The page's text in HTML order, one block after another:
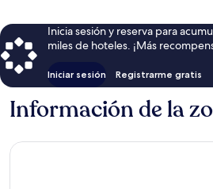
Inicia sesión y reserva para
miles de hoteles. ¡Más
Iniciar sesión Registrarme gratis
Información de la